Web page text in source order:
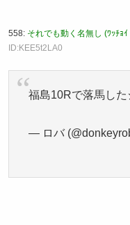
558: それでも動く名無し (ﾜｯﾁｮ
ID:KEE5t2LA0
福島10Rで落馬し
— ロバ